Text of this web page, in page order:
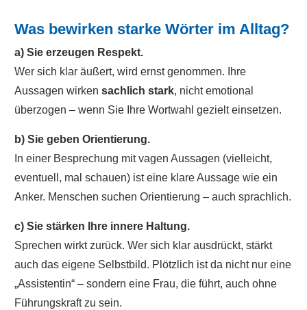
Was bewirken starke Wörter im Alltag?
a) Sie erzeugen Respekt.
Wer sich klar äußert, wird ernst genommen. Ihre
Aussagen wirken sachlich stark, nicht emotional
überzogen – wenn Sie Ihre Wortwahl gezielt einsetzen.
b) Sie geben Orientierung.
In einer Besprechung mit vagen Aussagen (vielleicht,
eventuell, mal schauen) ist eine klare Aussage wie ein
Anker. Menschen suchen Orientierung – auch sprachlich.
c) Sie stärken Ihre innere Haltung.
Sprechen wirkt zurück. Wer sich klar ausdrückt, stärkt
auch das eigene Selbstbild. Plötzlich ist da nicht nur eine
„Assistentin“ – sondern eine Frau, die führt, auch ohne
Führungskraft zu sein.